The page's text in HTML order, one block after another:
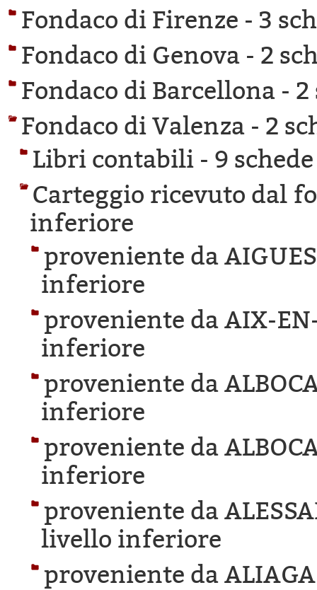
Fondaco di Firenze - 3
Fondaco di Genova - 2
Fondaco di Barcellona - 2
Fondaco di Valenza - 2
Libri contabili - 9
Carteggio ricevuto dal
inferiore
proveniente da
inferiore
proveniente da AIX-
inferiore
proveniente da
inferiore
proveniente da
inferiore
proveniente da
livello inferiore
proveniente da